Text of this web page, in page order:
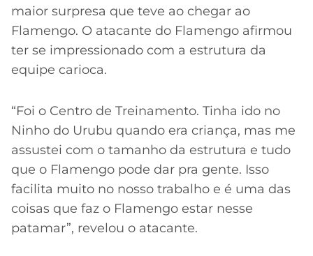
maior surpresa que teve ao chegar ao
Flamengo. O atacante do Flamengo afirmou
ter se impressionado com a estrutura da
equipe carioca.
“Foi o Centro de Treinamento. Tinha ido no
Ninho do Urubu quando era criança, mas me
assustei com o tamanho da estrutura e tudo
que o Flamengo pode dar pra gente. Isso
facilita muito no nosso trabalho e é uma das
coisas que faz o Flamengo estar nesse
patamar”, revelou o atacante.